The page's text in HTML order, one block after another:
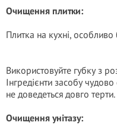
Очищення плитки:
Плитка на кухні,
Використовуйте губку з
Інгредієнти засобу
не доведеться довго терти.
Очищення унітазу: